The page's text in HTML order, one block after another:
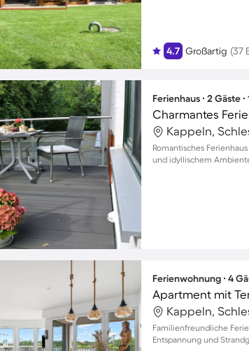
4.7 Großartig (37
Ferienhaus ∙ 2 Gäste
Charmantes
Kappeln,
Romantisches
und idyllischem
Ferienwohnung ∙ 4
Apartment mit
Kappeln,
Familienfreundliche
Entspannung und